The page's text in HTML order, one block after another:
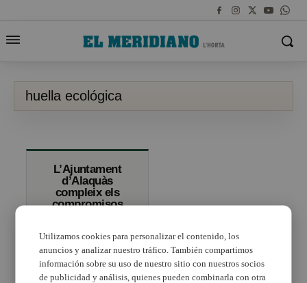
huella ecológica
L’Ajuntament
d’Alaquàs
compleix els
compromisos
reduint la
petjada
ecològica prop
d’un 47%
Utilizamos cookies para personalizar el contenido, los
anuncios y analizar nuestro tráfico. También compartimos
información sobre su uso de nuestro sitio con nuestros socios
de publicidad y análisis, quienes pueden combinarla con otra